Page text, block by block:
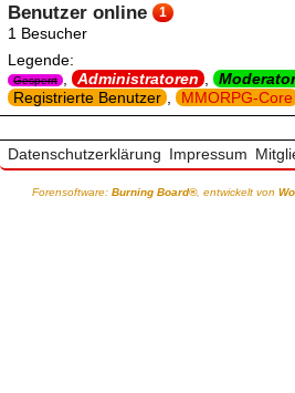
Benutzer online 1
1 Besucher
Legende:
Gesperrt Administratoren
Registrierte Benutzer
MMORPG-Core
Datenschutzerklärung Impressum
Forensoftware: Burning Board®, entwickelt von